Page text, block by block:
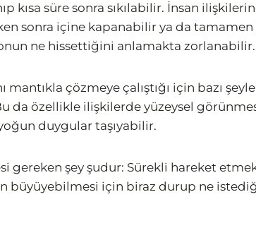
kısa süre sonra sıkılabilir. İnsan
sonra içine kapanabilir ya da
ne hissettiğini anlamakta zorlanabilir.
mantıkla çözmeye çalıştığı için bazı
da özellikle ilişkilerde yüzeysel
duygular taşıyabilir.
gereken şey şudur: Sürekli hareket
büyüyebilmesi için biraz durup ne